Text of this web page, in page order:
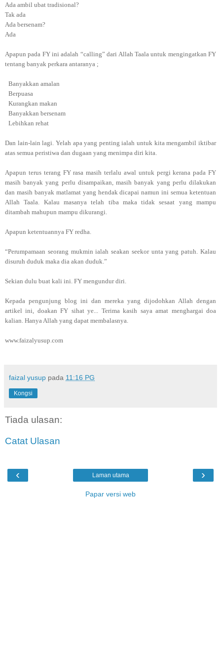
Ada ambil ubat tradisional?
Tak ada
Ada bersenam?
Ada
Apapun pada FY ini adalah “calling” dari Allah Taala untuk mengingatkan FY
tentang banyak perkara antaranya ;
Banyakkan amalan
Berpuasa
Kurangkan makan
Banyakkan bersenam
Lebihkan rehat
Dan lain-lain lagi. Yelah apa yang penting ialah untuk kita mengambil iktibar
atas semua peristiwa dan dugaan yang menimpa diri kita.
Apapun terus terang FY rasa masih terlalu awal untuk pergi kerana pada FY
masih banyak yang perlu disampaikan, masih banyak yang perlu dilakukan
dan masih banyak matlamat yang hendak dicapai namun ini semua ketentuan
Allah Taala. Kalau masanya telah tiba maka tidak sesaat yang mampu
ditambah mahupun mampu dikurangi.
Apapun ketentuannya FY redha.
“Perumpamaan seorang mukmin ialah seakan seekor unta yang patuh. Kalau
disuruh duduk maka dia akan duduk.”
Sekian dulu buat kali ini. FY mengundur diri.
Kepada pengunjung blog ini dan mereka yang dijodohkan Allah dengan
artikel ini, doakan FY sihat ye... Terima kasih saya amat menghargai doa
kalian. Hanya Allah yang dapat membalasnya.
www.faizalyusup.com
faizal yusup pada 11:16 PG
Kongsi
Tiada ulasan:
Catat Ulasan
‹ ›
Laman utama
Papar versi web